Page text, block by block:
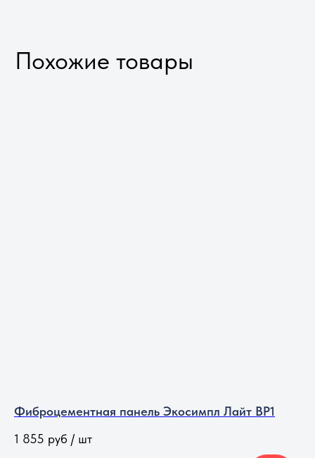
незакрепленные материалы для
укрывания панелей. Длительный
Фиброцементная панель Экосимпл Лайт BP1
1 855 руб / шт